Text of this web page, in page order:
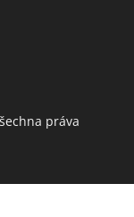
práva